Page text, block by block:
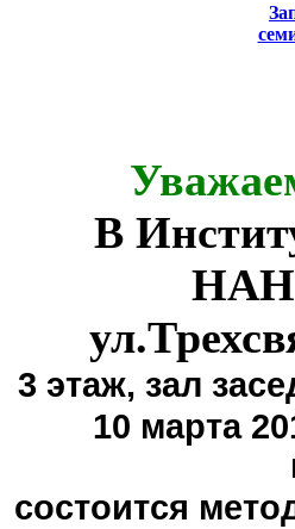
В
НАН
3 этаж, зал
10 марта
состоится